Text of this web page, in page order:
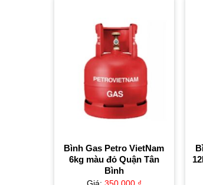
Bình Gas Petro VietNam
6kg màu đỏ Quận Tân
Bình